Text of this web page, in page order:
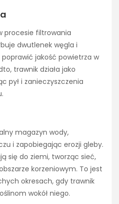
procesie filtrowania
dwutlenek węgla i
jakość powietrza w
trawnik działa jako
pył i zanieczyszczenia
magazyn wody,
i zapobiegając erozji gleby.
się do ziemi, tworząc sieć,
korzeniowym. To jest
okresach, gdy trawnik
wokół niego.